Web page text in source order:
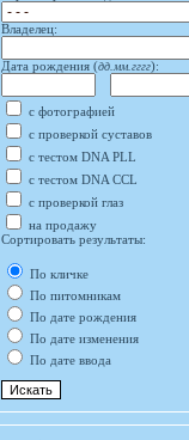
Владелец:
Дата рождения (дд.мм.гггг):
с фотографией
с проверкой суставов
с тестом DNA PLL
с тестом DNA CCL
с проверкой глаз
на продажу
Сортировать результаты:
По кличке
По питомникам
По дате рождения
По дате изменения
По дате ввода